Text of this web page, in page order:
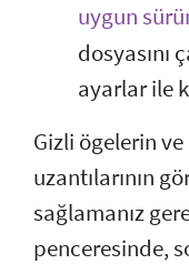
uygun
dosyasını
ayarlar ile
Gizli ögelerin ve
uzantılarının
sağlamanız
penceresinde,